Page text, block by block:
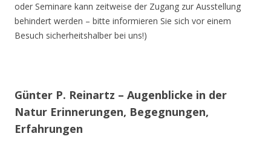
oder Seminare kann zeitweise der Zugang zur Ausstellung
behindert werden – bitte informieren Sie sich vor einem
Besuch sicherheitshalber bei uns!)
Günter P. Reinartz – Augenblicke in der
Natur Erinnerungen, Begegnungen,
Erfahrungen